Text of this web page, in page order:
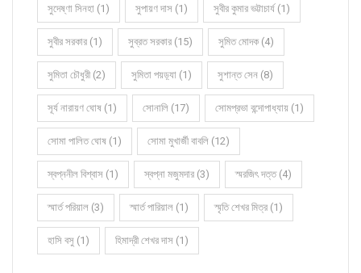
সুদেষ্ণা সিনহা (1) সুপায়ণ দাস (1) সুবীর কুমার ভট্টাচার্য (1)
সুবীর সরকার (1) সুব্রত সরকার (15) সুমিত মোদক (4)
সুমিতা চৌধুরী (2) সুমিতা পয়ড়্যা (1) সুশান্ত সেন (8)
সূর্য নারায়ণ ঘোষ (1) সোনালি (17) সোমপ্রভা বন্দোপাধ্যায় (1)
সোমা পালিত ঘোষ (1) সোমা মুখার্জী বাবলি (12)
স্বপ্ননীল বিশ্বাস (1) স্বপ্না মজুমদার (3) স্মরজিৎ দত্ত (4)
স্মার্ত পরিয়াল (3) স্মার্ত পারিয়াল (1) স্মৃতি শেখর মিত্র (1)
হাসি বসু (1) হিমাদ্রী শেখর দাস (1)